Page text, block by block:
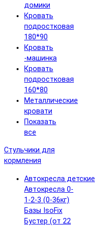
домики
Кровать
подростковая
180*90
Кровать
-машинка
Кровать
подростковая
160*80
Металлические
кровати
Показать
все
Стульчики для
кормления
Автокресла детские
Автокресла 0-
1-2-3 (0-36кг)
Базы IsoFix
Бустер (от 22